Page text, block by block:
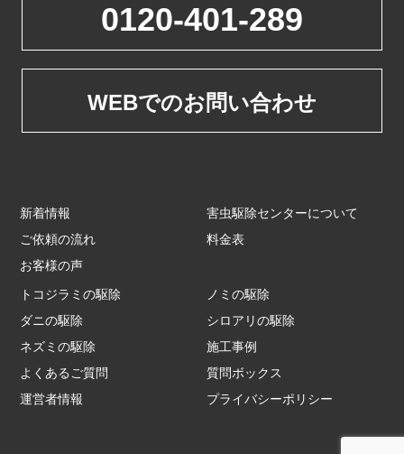
0120-401-289
WEBでのお問い合わせ
新着情報
害虫駆除センターについて
ご依頼の流れ
料金表
お客様の声
トコジラミの駆除
ノミの駆除
ダニの駆除
シロアリの駆除
ネズミの駆除
施工事例
よくあるご質問
質問ボックス
運営者情報
プライバシーポリシー